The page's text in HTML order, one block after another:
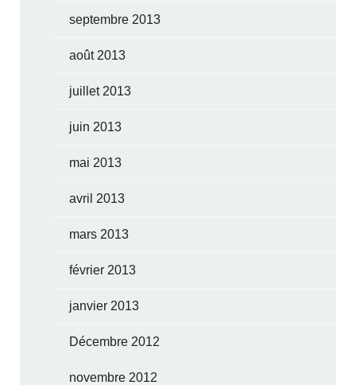
septembre 2013
août 2013
juillet 2013
juin 2013
mai 2013
avril 2013
mars 2013
février 2013
janvier 2013
Décembre 2012
novembre 2012